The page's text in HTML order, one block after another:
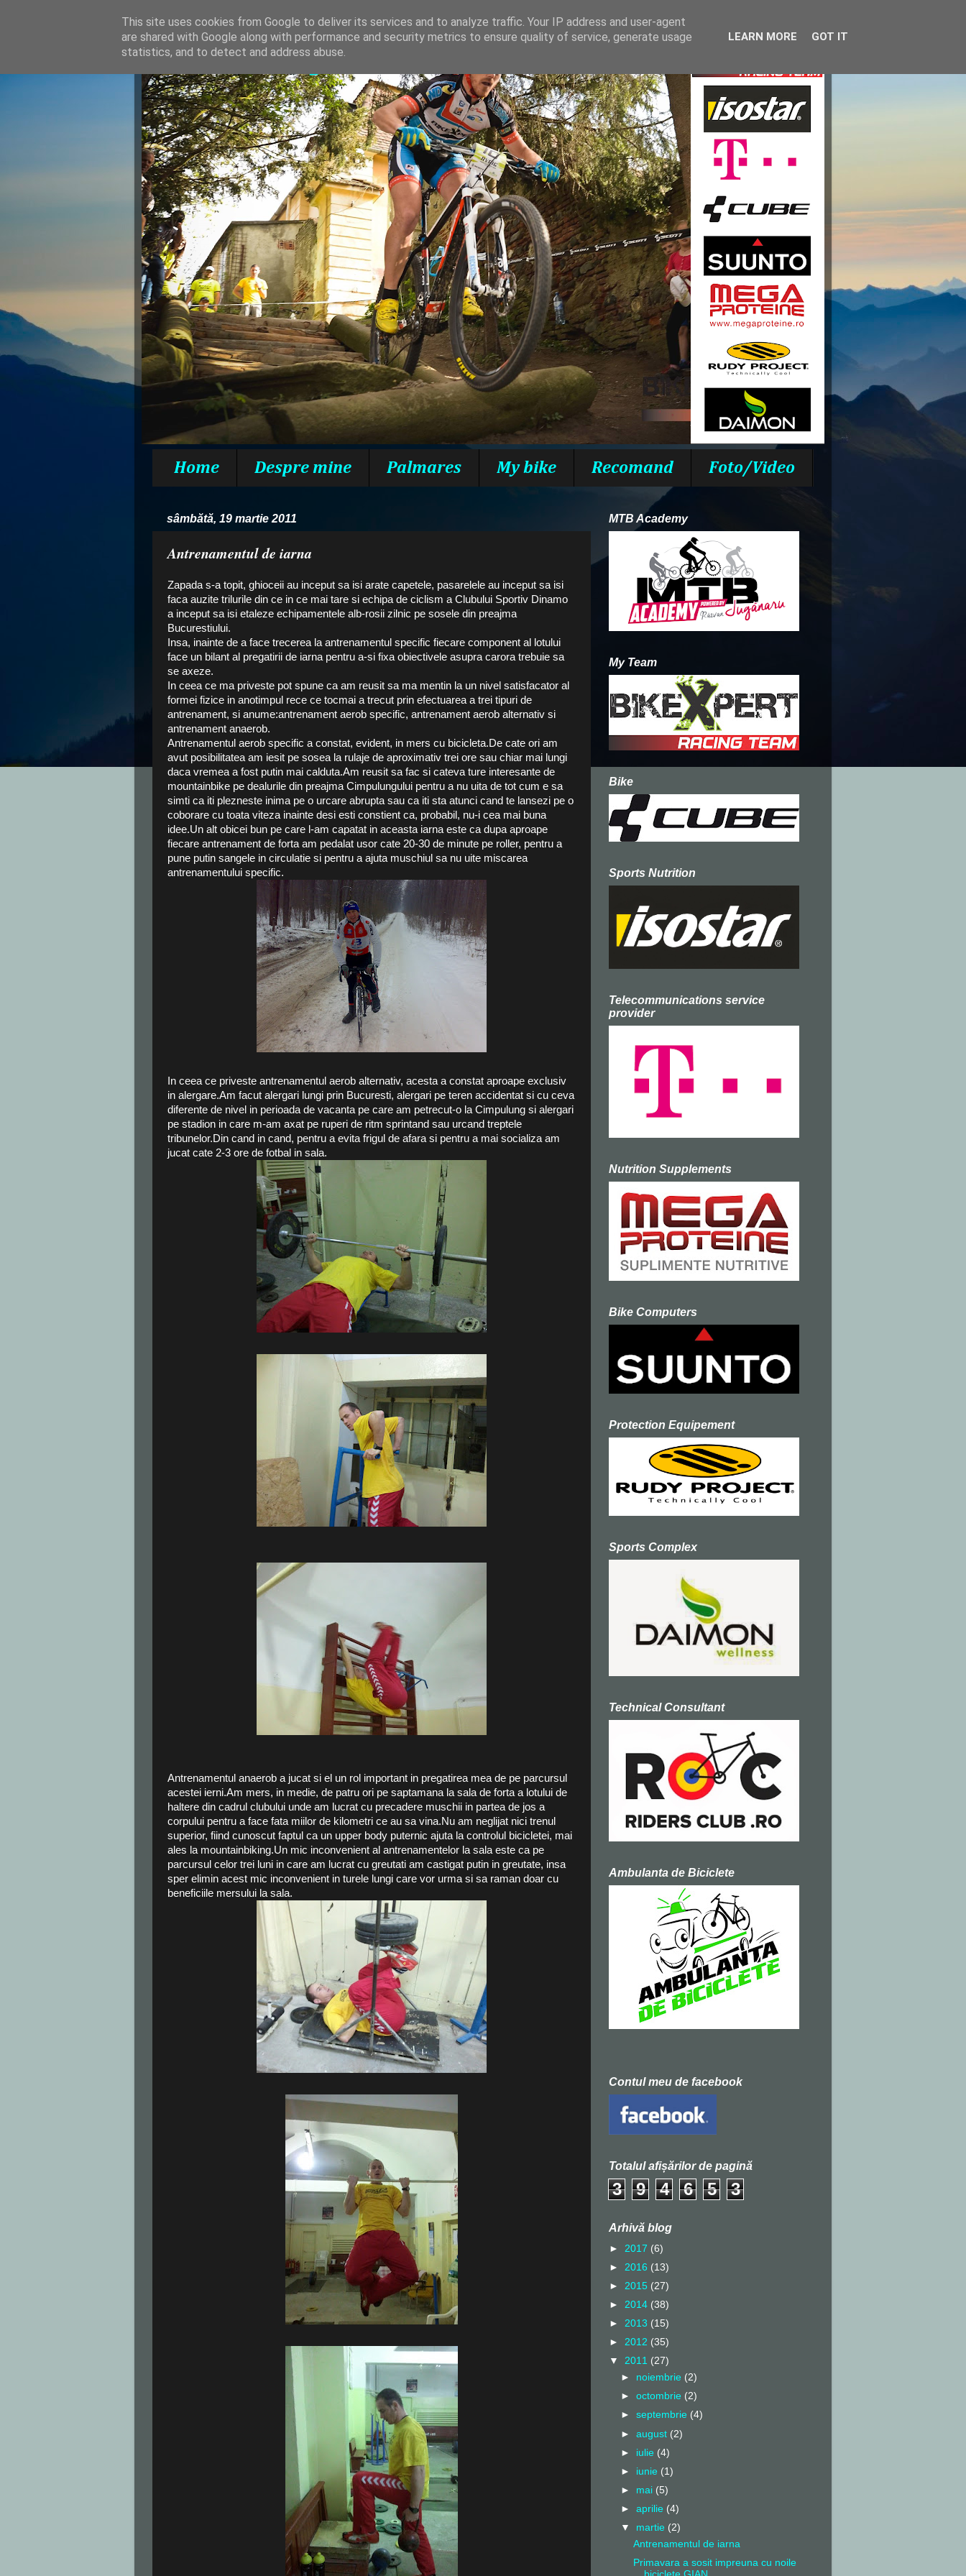
Razvan Juganaru
Home Despre mine Palmares My bike Recomand Foto/Video
sâmbătă, 19 martie 2011
Antrenamentul de iarna
Zapada s-a topit, ghioceii au inceput sa isi arate capetele, pasarelele au inceput sa isi
faca auzite trilurile din ce in ce mai tare si echipa de ciclism a Clubului Sportiv Dinamo
a inceput sa isi etaleze echipamentele alb-rosii zilnic pe sosele din preajma
Bucurestiului.
Insa, inainte de a face trecerea la antrenamentul specific fiecare component al lotului
face un bilant al pregatirii de iarna pentru a-si fixa obiectivele asupra carora trebuie sa
se axeze.
In ceea ce ma priveste pot spune ca am reusit sa ma mentin la un nivel satisfacator al
formei fizice in anotimpul rece ce tocmai a trecut prin efectuarea a trei tipuri de
antrenament, si anume:antrenament aerob specific, antrenament aerob alternativ si
antrenament anaerob.
Antrenamentul aerob specific a constat, evident, in mers cu bicicleta.De cate ori am
avut posibilitatea am iesit pe sosea la rulaje de aproximativ trei ore sau chiar mai lungi
daca vremea a fost putin mai calduta.Am reusit sa fac si cateva ture interesante de
mountainbike pe dealurile din preajma Cimpulungului pentru a nu uita de tot cum e sa
simti ca iti plezneste inima pe o urcare abrupta sau ca iti sta atunci cand te lansezi pe o
coborare cu toata viteza inainte desi esti constient ca, probabil, nu-i cea mai buna
idee.Un alt obicei bun pe care l-am capatat in aceasta iarna este ca dupa aproape
fiecare antrenament de forta am pedalat usor cate 20-30 de minute pe roller, pentru a
pune putin sangele in circulatie si pentru a ajuta muschiul sa nu uite miscarea
antrenamentului specific.
In ceea ce priveste antrenamentul aerob alternativ, acesta a constat aproape exclusiv
in alergare.Am facut alergari lungi prin Bucuresti, alergari pe teren accidentat si cu ceva
diferente de nivel in perioada de vacanta pe care am petrecut-o la Cimpulung si alergari
pe stadion in care m-am axat pe ruperi de ritm sprintand sau urcand treptele
tribunelor.Din cand in cand, pentru a evita frigul de afara si pentru a mai socializa am
jucat cate 2-3 ore de fotbal in sala.
Antrenamentul anaerob a jucat si el un rol important in pregatirea mea de pe parcursul
acestei ierni.Am mers, in medie, de patru ori pe saptamana la sala de forta a lotului de
haltere din cadrul clubului unde am lucrat cu precadere muschii in partea de jos a
corpului pentru a face fata miilor de kilometri ce au sa vina.Nu am neglijat nici trenul
superior, fiind cunoscut faptul ca un upper body puternic ajuta la controlul bicicletei, mai
ales la mountainbiking.Un mic inconvenient al antrenamentelor la sala este ca pe
parcursul celor trei luni in care am lucrat cu greutati am castigat putin in greutate, insa
sper elimin acest mic inconvenient in turele lungi care vor urma si sa raman doar cu
beneficiile mersului la sala.
MTB Academy
My Team
Bike
Sports Nutrition
Telecommunications service
provider
Nutrition Supplements
Bike Computers
Protection Equipement
Sports Complex
Technical Consultant
Ambulanta de Biciclete
Contul meu de facebook
Totalul afișărilor de pagină
3 9 4 6 5 3
Arhivă blog
► 2017 (6)
► 2016 (13)
► 2015 (27)
► 2014 (38)
► 2013 (15)
► 2012 (35)
▼ 2011 (27)
► noiembrie (2)
►octombrie (2)
►septembrie (4)
►august (2)
► iulie (4)
► iunie (1)
► mai (5)
►aprilie (4)
▼ martie (2)
Antrenamentul de iarna
Primavara a sosit impreuna cu noile
This site uses cookies from Google to deliver its services and to analyze traffic. Your IP address and user-agent
are shared with Google along with performance and security metrics to ensure quality of service, generate usage
statistics, and to detect and address abuse.
LEARN MORE GOT IT